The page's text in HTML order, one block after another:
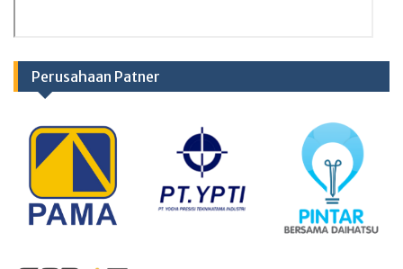
Perusahaan Patner